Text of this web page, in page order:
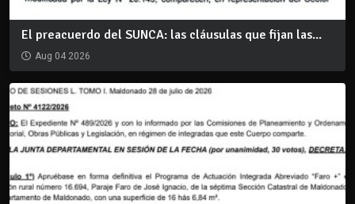
El preacuerdo del SUNCA: las cláusulas que fijan las...
Aug 04 2026